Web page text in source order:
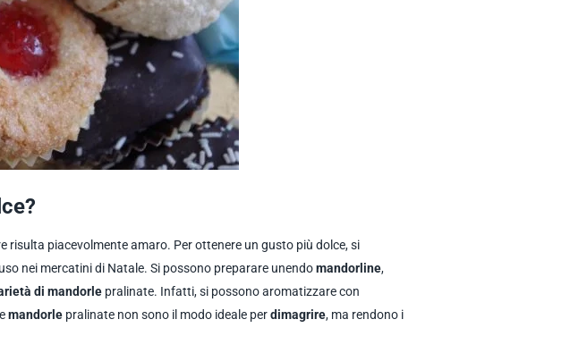
risulta piacevolmente amaro. Per ottenere un gusto più dolce, si
nei mercatini di Natale. Si possono preparare unendomandorline,
di mandorle pralinate. Infatti, si possono aromatizzare con
mandorle pralinate non sono il modo ideale perdimagrire, ma rendono i